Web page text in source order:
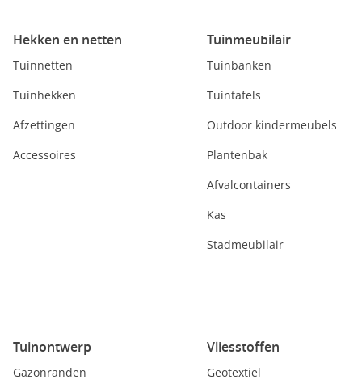
Hekken en netten
Tuinnetten
Tuinhekken
Afzettingen
Accessoires
Tuinmeubilair
Tuinbanken
Tuintafels
Outdoor kindermeubels
Plantenbak
Afvalcontainers
Kas
Stadmeubilair
Tuinontwerp
Gazonranden
Vliesstoffen
Geotextiel